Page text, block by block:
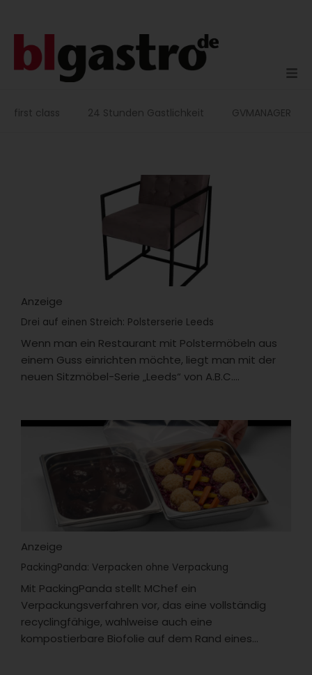
first class 24 Stunden Gastlichkeit GVMANAGER
Anzeige
Drei auf einen Streich: Polsterserie Leeds
Wenn man ein Restaurant mit Polstermöbeln aus
einem Guss einrichten möchte, liegt man mit der
neuen Sitzmöbel-Serie „Leeds“ von A.B.C....
Anzeige
PackingPanda: Verpacken ohne Verpackung
Mit PackingPanda stellt MChef ein
Verpackungsverfahren vor, das eine vollständig
recyclingfähige, wahlweise auch eine
kompostierbare Biofolie auf dem Rand eines...